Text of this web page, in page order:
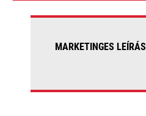
MARKETINGES LEÍRÁS